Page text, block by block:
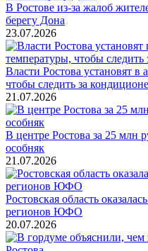
В Ростове из-за жалоб
берегу Дона
23.07.2026
Власти Ростова установят в
чтобы следить за
21.07.2026
В центре Ростова за 25 млн
особняк
21.07.2026
Ростовская область
регионов ЮФО
20.07.2026